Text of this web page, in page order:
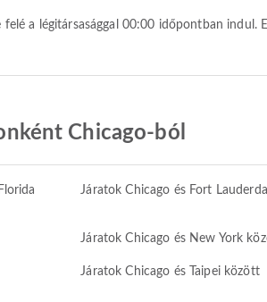
Chicago-ból
Járatok Chicago és Fort
Járatok Chicago és New York
Járatok Chicago és Taipei között